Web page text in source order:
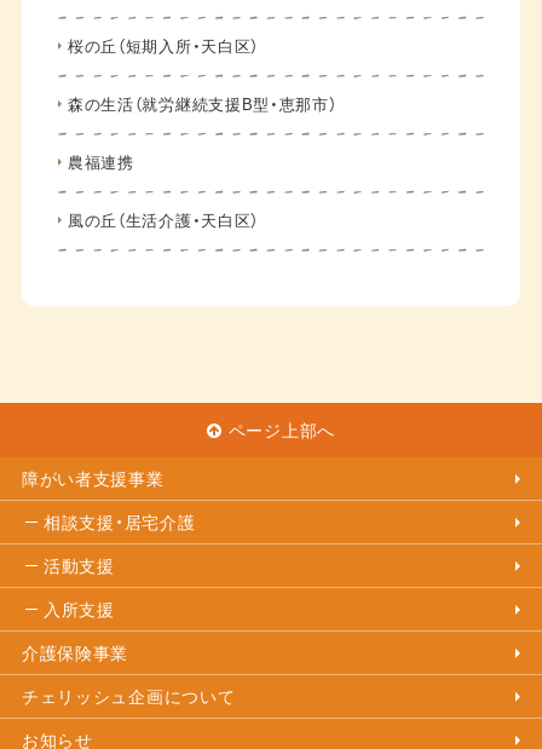
桜の丘（短期入所・天白区）
森の生活（就労継続支援B型・恵那市）
農福連携
風の丘（生活介護・天白区）
ページ上部へ
障がい者支援事業
相談支援・居宅介護
活動支援
入所支援
介護保険事業
チェリッシュ企画について
お知らせ